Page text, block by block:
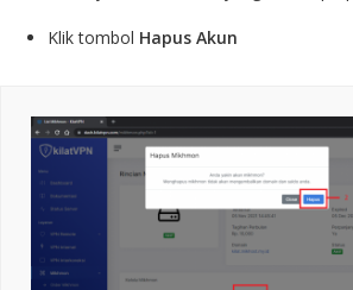
Klik tombol Hapus Akun